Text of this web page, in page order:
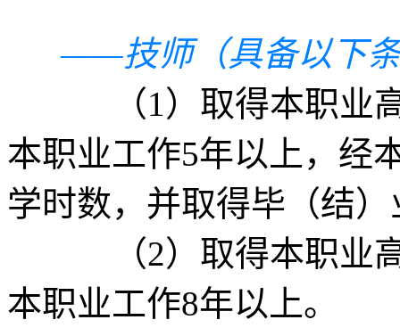
——技师（具备以下
（1）取得本职业高
本职业工作5年以上，经
学时数，并取得毕（结
（2）取得本职业高
本职业工作8年以上。